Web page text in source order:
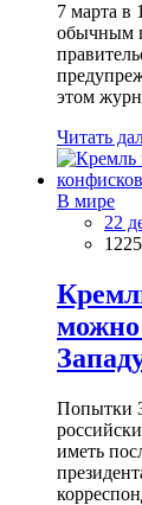
7 марта в
обычным
этом
Читать
В мире
22
1225
можно
Попытки
иметь